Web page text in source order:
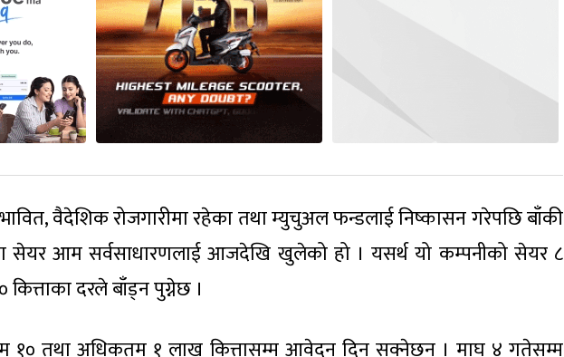
वैदेशिक रोजगारीमा रहेका तथा म्युचुअल फन्डलाई निष्कासन गरेपछि बाँकी
सेयर आम सर्वसाधारणलाई आजदेखि खुलेको हो । यसर्थ यो कम्पनीको सेयर ८
दरले बाँड्न पुग्नेछ ।
१० तथा अधिकतम १ लाख कित्तासम्म आवेदन दिन सक्नेछन् । माघ ४ गतेसम्म